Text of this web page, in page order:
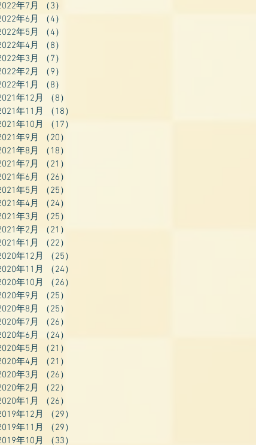
年7月
（3）
年6月
（4）
年5月
（4）
年4月
（8）
年3月
（7）
年2月
（9）
年1月
（8）
年12月
（8）
年11月
（18）
年10月
（17）
年9月
（20）
年8月
（18）
年7月
（21）
年6月
（26）
年5月
（25）
年4月
（24）
年3月
（25）
年2月
（21）
年1月
（22）
年12月
（25）
年11月
（24）
年10月
（26）
年9月
（25）
年8月
（25）
年7月
（26）
年6月
（24）
年5月
（21）
年4月
（21）
年3月
（26）
年2月
（22）
年1月
（26）
年12月
（29）
年11月
（29）
年10月
（33）